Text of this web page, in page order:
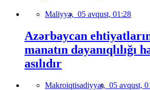
Maliyyə, 05 avqust, 01:28
Azərbaycan
manatın dayanıqlılığı
asılıdır
Makroiqtisadiyyat, 05 avqust,